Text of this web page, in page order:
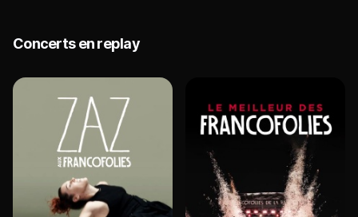
Concerts en replay